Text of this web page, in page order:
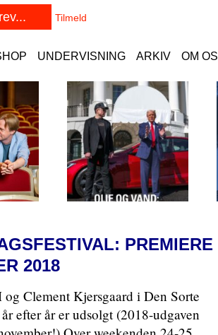
UNDERVISNING ARKIV OM OS
PREMIERE
2018
Clement Kjersgaard i Den Sorte
efter år er udsolgt (2018-udgaven